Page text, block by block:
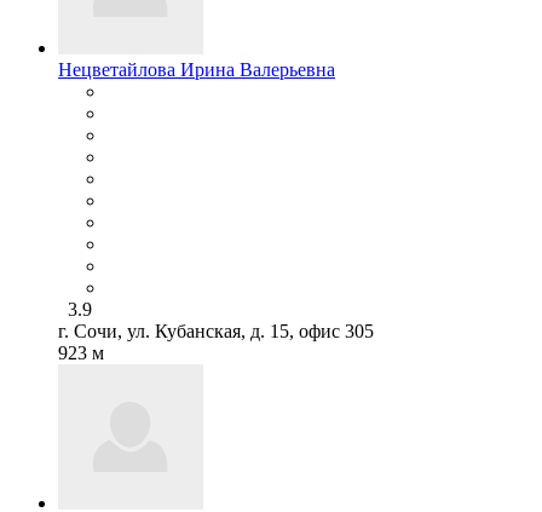
Нецветайлова Ирина Валерьевна
3.9
г. Сочи, ул. Кубанская, д. 15, офис 305
923 м